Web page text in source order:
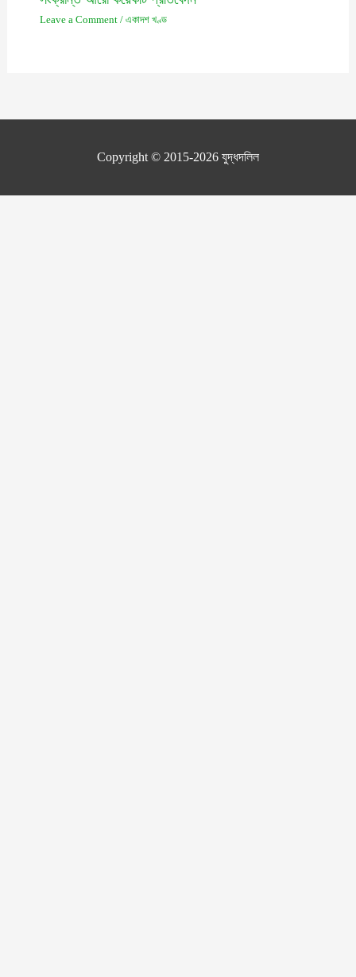
Leave a Comment / একাদশ খণ্ড
Copyright © 2015-2026 যুদ্ধদলিল